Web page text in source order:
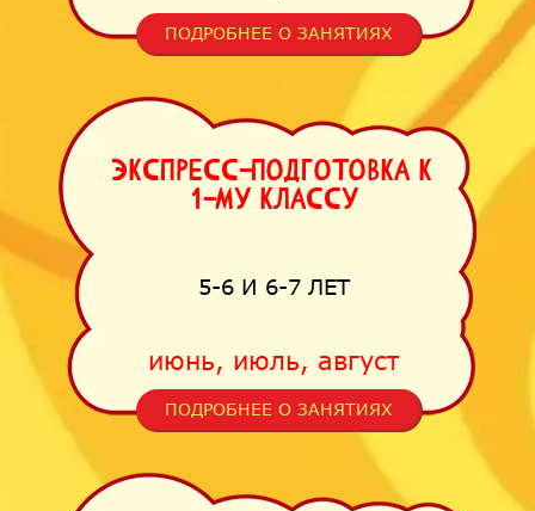
ПОДРОБНЕЕ О ЗАНЯТИЯХ
Экспресс-подготовка к
1-му классу
5-6 И 6-7 ЛЕТ
июнь, июль, август
ПОДРОБНЕЕ О ЗАНЯТИЯХ